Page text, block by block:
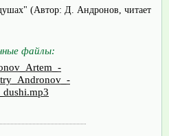
(Автор: Д. Андронов, читает
файлы: